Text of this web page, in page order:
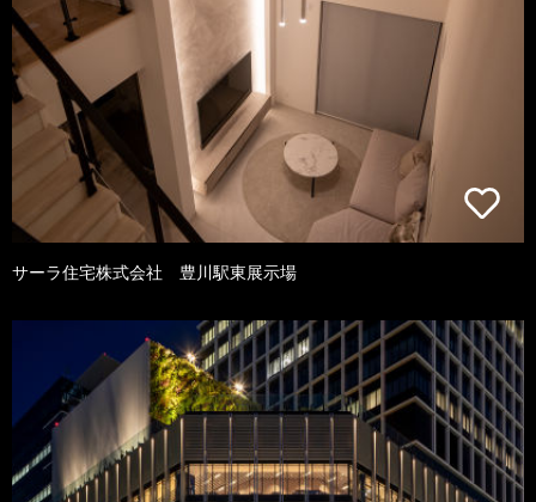
サーラ住宅株式会社 豊川駅東展示場